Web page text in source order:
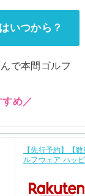
いつから？
で本間ゴルフ
め／
【先行予約】【
ルフウェア ハッ